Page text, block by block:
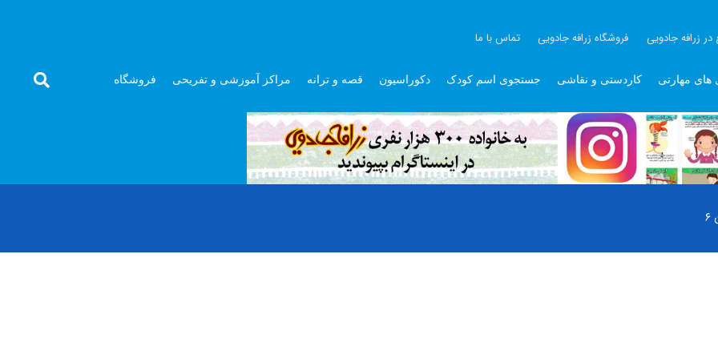
در زرافه جادویی فروشگاه زرافه جادویی تماس با ما
های مهارتی کاردستی و نقاشی جستجوی اسم کودک دکوراسیون قصه و ترانه مراکز آموزشی و تفریحی فروشگاه